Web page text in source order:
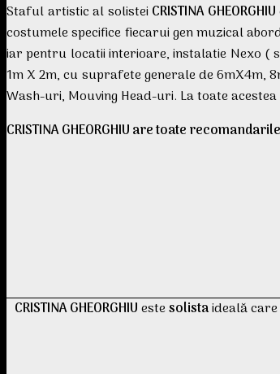
Staful artistic al solistei CRISTINA GHEORGHIU
costumele specifice fiecarui gen muzical
iar pentru locatii interioare, instalatie Nexo (
1m X 2m, cu suprafete generale de 6mX4m,
Wash-uri, Mouving Head-uri. La toate
CRISTINA GHEORGHIU are toate
CRISTINA GHEORGHIUestesolistaideală care